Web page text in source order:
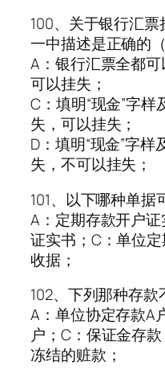
100、关于银行汇
一中描述是正确的（
A：银行汇票全都
可以挂失；
C：填明“现金”字
失，可以挂失；
D：填明“现金”字
失，不可以挂失；
101、以下哪种单据
A：定期存款开户
证实书；C：单位
收据；
102、下列那种存款
A：单位协定存款A
户；C：保证金存
冻结的赃款；